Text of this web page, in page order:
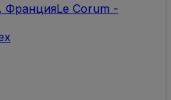
ФранцияLe Corum -